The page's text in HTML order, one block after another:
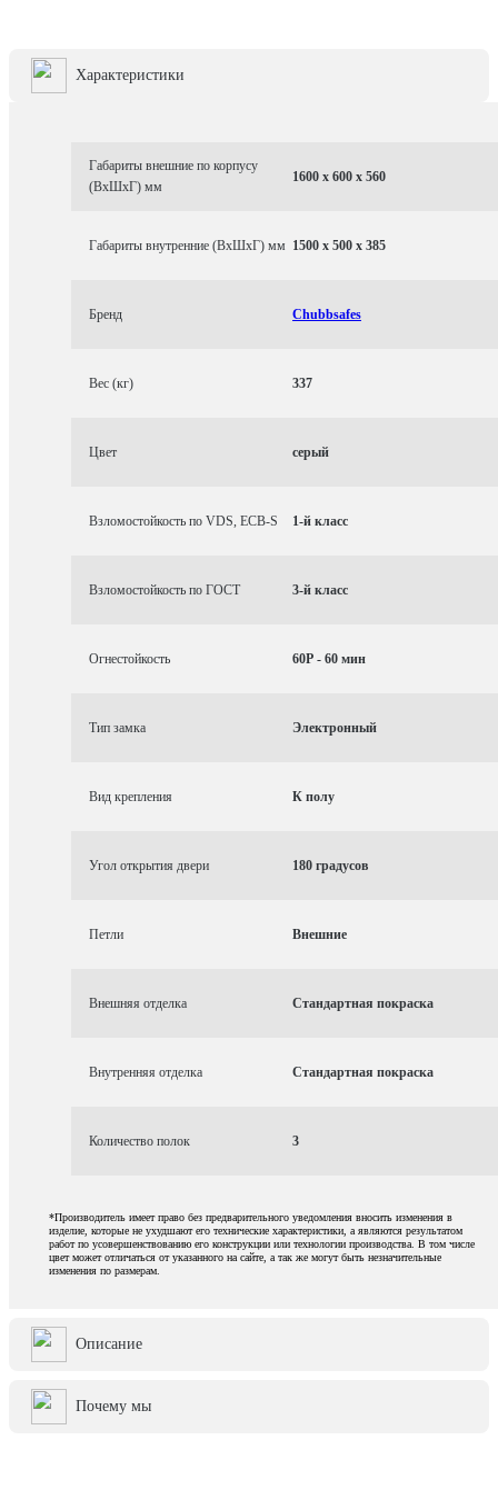
Характеристики
Габариты внешние по корпусу
(ВхШхГ) мм
1600 x 600 x 560
Габариты внутренние (ВхШхГ) мм 1500 x 500 x 385
Бренд Chubbsafes
Вес (кг) 337
Цвет серый
Взломостойкость по VDS, ECB-S 1-й класс
Взломостойкость по ГОСТ 3-й класс
Огнестойкость 60P - 60 мин
Тип замка Электронный
Вид крепления К полу
Угол открытия двери 180 градусов
Петли Внешние
Внешняя отделка Стандартная покраска
Внутренняя отделка Стандартная покраска
Количество полок 3
*Производитель имеет право без предварительного уведомления вносить изменения в
изделие, которые не ухудшают его технические характеристики, а являются результатом
работ по усовершенствованию его конструкции или технологии производства. В том числе
цвет может отличаться от указанного на сайте, а так же могут быть незначительные
изменения по размерам.
Описание
Почему мы